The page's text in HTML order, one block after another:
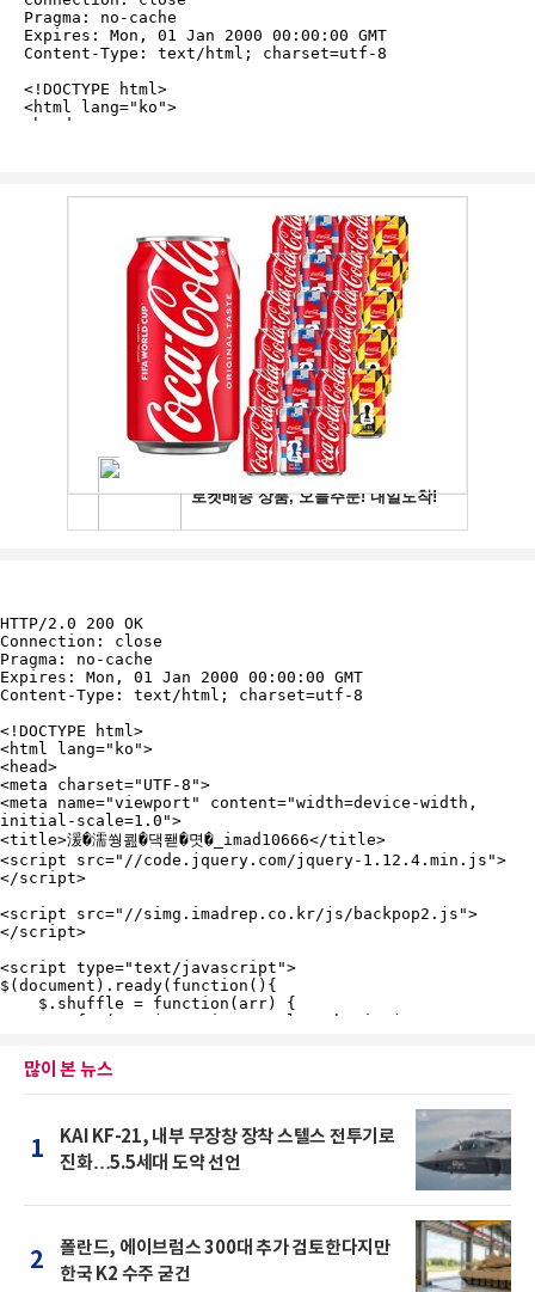
많이 본 뉴스
1
KAI KF-21, 내부 무장창 장착 스텔스 전투기로
진화…5.5세대 도약 선언
2
폴란드, 에이브럼스 300대 추가 검토한다지만
한국 K2 수주 굳건